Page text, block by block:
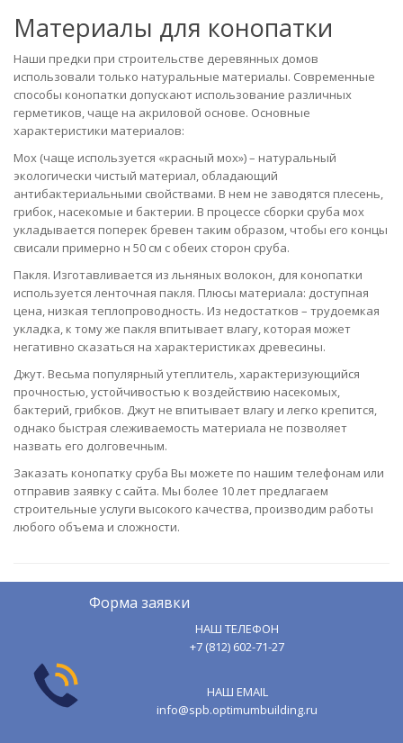
Материалы для конопатки
Наши предки при строительстве деревянных домов
использовали только натуральные материалы. Современные
способы конопатки допускают использование различных
герметиков, чаще на акриловой основе. Основные
характеристики материалов:
Мох (чаще используется «красный мох») – натуральный
экологически чистый материал, обладающий
антибактериальными свойствами. В нем не заводятся плесень,
грибок, насекомые и бактерии. В процессе сборки сруба мох
укладывается поперек бревен таким образом, чтобы его концы
свисали примерно н 50 см с обеих сторон сруба.
Пакля. Изготавливается из льняных волокон, для конопатки
используется ленточная пакля. Плюсы материала: доступная
цена, низкая теплопроводность. Из недостатков – трудоемкая
укладка, к тому же пакля впитывает влагу, которая может
негативно сказаться на характеристиках древесины.
Джут. Весьма популярный утеплитель, характеризующийся
прочностью, устойчивостью к воздействию насекомых,
бактерий, грибков. Джут не впитывает влагу и легко крепится,
однако быстрая слеживаемость материала не позволяет
назвать его долговечным.
Заказать конопатку сруба Вы можете по нашим телефонам или
отправив заявку с сайта. Мы более 10 лет предлагаем
строительные услуги высокого качества, производим работы
любого объема и сложности.
Форма заявки
НАШ ТЕЛЕФОН
+7 (812) 602-71-27
НАШ EMAIL
info@spb.optimumbuilding.ru